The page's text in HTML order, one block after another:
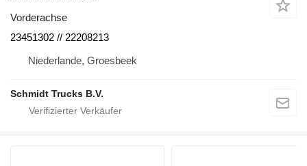
Vorderachse
23451302 // 22208213
Niederlande, Groesbeek
Schmidt Trucks B.V.